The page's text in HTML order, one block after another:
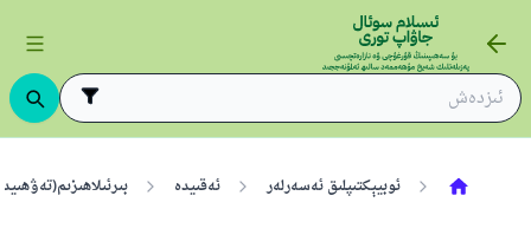
ئوبيېكتىپلىق ئەسەرلەر ئەقىيدە